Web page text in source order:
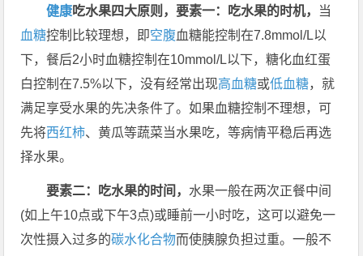
健康吃水果四大原则，要素一：吃水果的时机， 当
血糖控制比较理想，即空腹血糖能控制在7.8mmol/L以
下，餐后2小时血糖控制在10mmol/L以下，糖化血红蛋
白控制在7.5%以下，没有经常出现高血糖或低血糖，就
满足享受水果的先决条件了。如果血糖控制不理想，可
先将西红柿、黄瓜等蔬菜当水果吃，等病情平稳后再选
择水果。
要素二：吃水果的时间，水果一般在两次正餐中间
(如上午10点或下午3点)或睡前一小时吃，这可以避免一
次性摄入过多的碳水化合物而使胰腺负担过重。一般不